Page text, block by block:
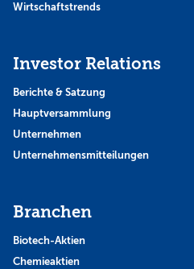
Wirtschaftstrends
Investor Relations
Berichte & Satzung
Hauptversammlung
Unternehmen
Unternehmensmitteilungen
Branchen
Biotech-Aktien
Chemieaktien